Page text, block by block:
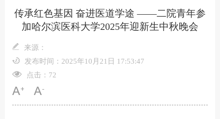
传承红色基因 奋进医道学途 ——二院青年参
加哈尔滨医科大学2025年迎新生中秋晚会
来源：
发布时间：2025年10月21日 17:53:47
点击： 72